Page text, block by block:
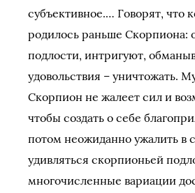
субъективное.… Говорят, что
родилось раньше Скорпиона:
подлости, интригуют,
удовольствия – уничтожать.
Скорпион не жалеет сил и
чтобы создать о себе
потом неожиданно ужалить в
удивляться скорпионьей
многочисленные вариации